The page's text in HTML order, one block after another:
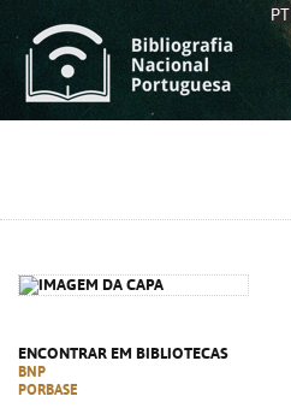
PT
ENCONTRAR EM BIBLIOTECAS
BNP
PORBASE